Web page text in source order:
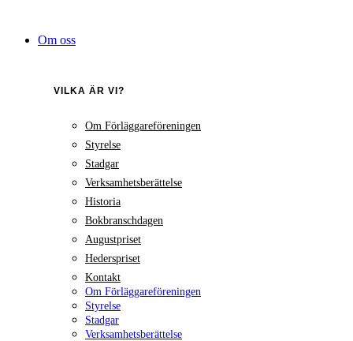
innehållOm oss
VILKA ÄR VI?
Om Förläggareföreningen
Styrelse
Stadgar
Verksamhetsberättelse
Historia
Bokbranschdagen
Augustpriset
Hederspriset
Kontakt
Om Förläggareföreningen
Styrelse
Stadgar
Verksamhetsberättelse